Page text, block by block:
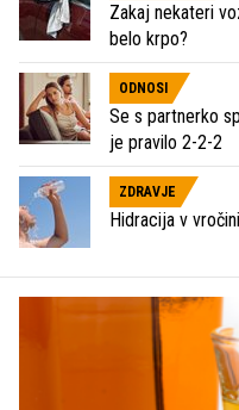
Zakaj nekateri
belo krpo?
ODNOSI
Se s partnerko
je pravilo 2-2-2
ZDRAVJE
Hidracija v